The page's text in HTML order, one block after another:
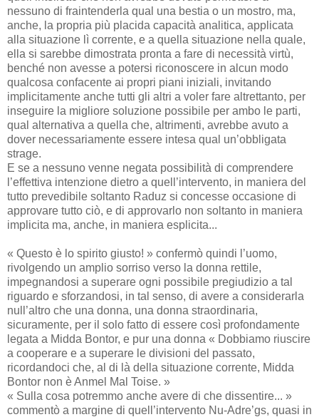
nessuno di fraintenderla qual una bestia o un mostro, ma,
anche, la propria più placida capacità analitica, applicata
alla situazione lì corrente, e a quella situazione nella quale,
ella si sarebbe dimostrata pronta a fare di necessità virtù,
benché non avesse a potersi riconoscere in alcun modo
qualcosa confacente ai propri piani iniziali, invitando
implicitamente anche tutti gli altri a voler fare altrettanto, per
inseguire la migliore soluzione possibile per ambo le parti,
qual alternativa a quella che, altrimenti, avrebbe avuto a
dover necessariamente essere intesa qual un’obbligata
strage.
E se a nessuno venne negata possibilità di comprendere
l’effettiva intenzione dietro a quell’intervento, in maniera del
tutto prevedibile soltanto Raduz si concesse occasione di
approvare tutto ciò, e di approvarlo non soltanto in maniera
implicita ma, anche, in maniera esplicita...
« Questo è lo spirito giusto! » confermò quindi l’uomo,
rivolgendo un amplio sorriso verso la donna rettile,
impegnandosi a superare ogni possibile pregiudizio a tal
riguardo e sforzandosi, in tal senso, di avere a considerarla
null’altro che una donna, una donna straordinaria,
sicuramente, per il solo fatto di essere così profondamente
legata a Midda Bontor, e pur una donna « Dobbiamo riuscire
a cooperare e a superare le divisioni del passato,
ricordandoci che, al di là della situazione corrente, Midda
Bontor non è Anmel Mal Toise. »
« Sulla cosa potremmo anche avere di che dissentire... »
commentò a margine di quell’intervento Nu-Adre’gs, quasi in